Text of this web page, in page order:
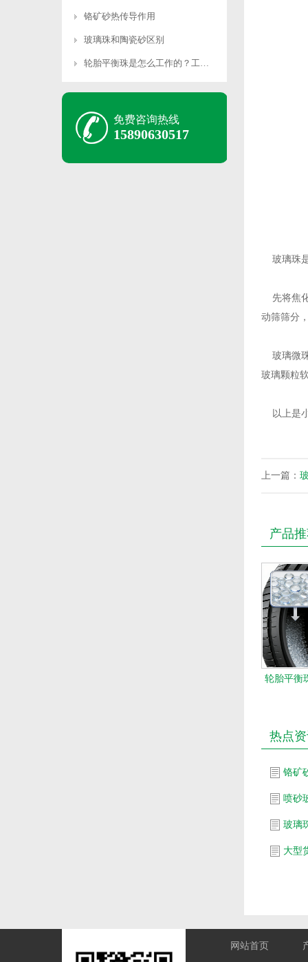
铬矿砂热传导作用
玻璃珠和陶瓷砂区别
轮胎平衡珠是怎么工作的？工作原理是什么？
免费咨询热线
15890630517
玻璃珠是
先将焦化
动筛筛分
玻璃微珠
玻璃颗粒
以上是小
上一篇：
产品
轮胎平衡
热点
铬矿
喷砂
玻璃
网站首页